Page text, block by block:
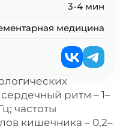
ритм – 1–
частоты
кишечника – 0,2–
3-4 мин
медицина